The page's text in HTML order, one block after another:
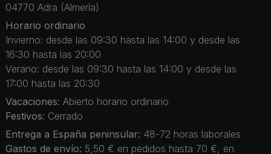
04770 Adra (Almería)
Horario ordinario
Invierno: desde las 09:30 hasta las 14:00 y desde las
16:30 hasta las 20:00
Verano: desde las 09:30 hasta las 14:00 y desde las
17:00 hasta las 20:30
Vacaciones: Abierto horario ordinario
Festivos: Cerrado
Entrega a España peninsular: 48-72 horas laborales
Gastos de envío: 5,50 € en pedidos hasta 70 €, en